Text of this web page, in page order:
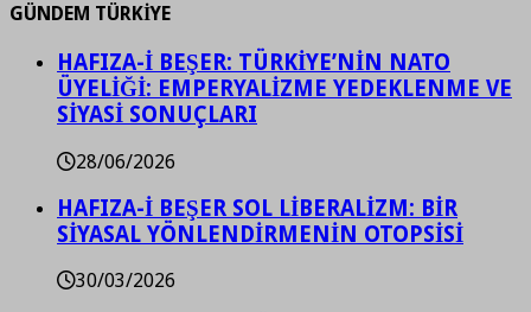
GÜNDEM TÜRKİYE
HAFIZA-İ BEŞER: TÜRKİYE’NİN NATO
ÜYELİĞİ: EMPERYALİZME YEDEKLENME VE
SİYASİ SONUÇLARI
28/06/2026
HAFIZA-İ BEŞER SOL LİBERALİZM: BİR
SİYASAL YÖNLENDİRMENİN OTOPSİSİ
30/03/2026